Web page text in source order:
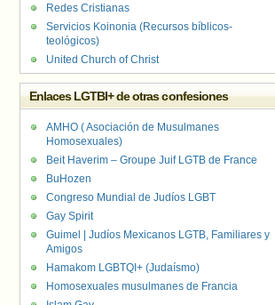
Redes Cristianas
Servicios Koinonia (Recursos bíblicos-
teológicos)
United Church of Christ
Enlaces LGTBI+ de otras confesiones
AMHO ( Asociación de Musulmanes
Homosexuales)
Beit Haverim – Groupe Juif LGTB de France
BuHozen
Congreso Mundial de Judíos LGBT
Gay Spirit
Guimel | Judíos Mexicanos LGTB, Familiares y
Amigos
Hamakom LGBTQI+ (Judaísmo)
Homosexuales musulmanes de Francia